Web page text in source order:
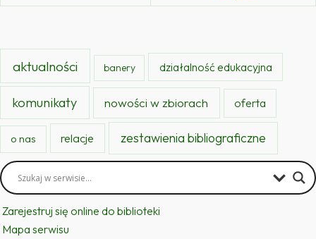
aktualności banery działalność edukacyjna
komunikaty nowości w zbiorach oferta
o nas relacje zestawienia bibliograficzne
Zarejestruj się online do biblioteki
Mapa serwisu